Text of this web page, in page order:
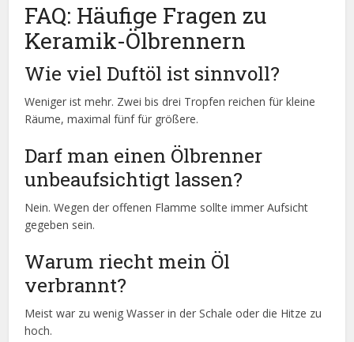
FAQ: Häufige Fragen zu
Keramik-Ölbrennern
Wie viel Duftöl ist sinnvoll?
Weniger ist mehr. Zwei bis drei Tropfen reichen für kleine
Räume, maximal fünf für größere.
Darf man einen Ölbrenner
unbeaufsichtigt lassen?
Nein. Wegen der offenen Flamme sollte immer Aufsicht
gegeben sein.
Warum riecht mein Öl
verbrannt?
Meist war zu wenig Wasser in der Schale oder die Hitze zu
hoch.